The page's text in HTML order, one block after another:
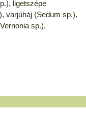
ligetszépe
varjúháj (Sedum sp.),
sp.),